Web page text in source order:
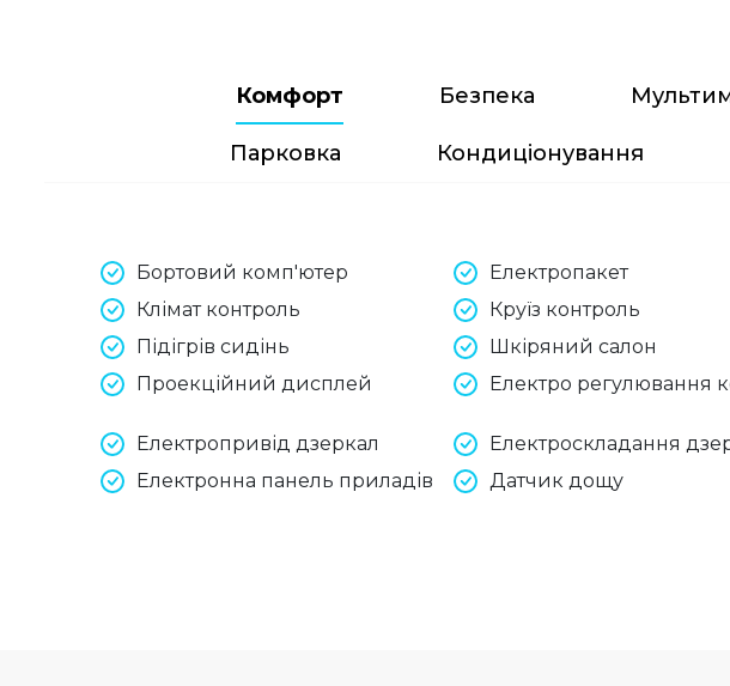
Комфорт Безпека
Парковка Кондиціонування
Бортовий комп'ютер Електропакет
Клімат контроль
Круїз контроль
Підігрів сидінь
Шкіряний салон
Проекційний дисплей
Електро регулювання
Електропривід дзеркал
Електроскладання
Електронна панель приладів
Датчик дощу